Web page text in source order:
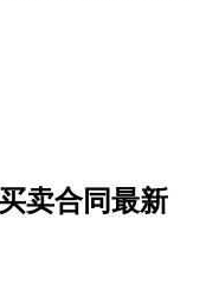
卖合同最新